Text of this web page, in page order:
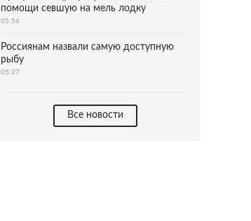
помощи севшую на мель лодку
05:56
Россиянам назвали самую доступную
рыбу
05:27
Все новости